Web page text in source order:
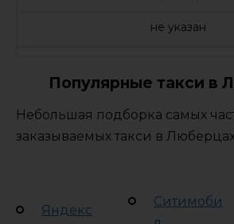
не указан
Популярные такси в
Небольшая подборка самых
заказываемых такси в
Яндекс
Ситимоби